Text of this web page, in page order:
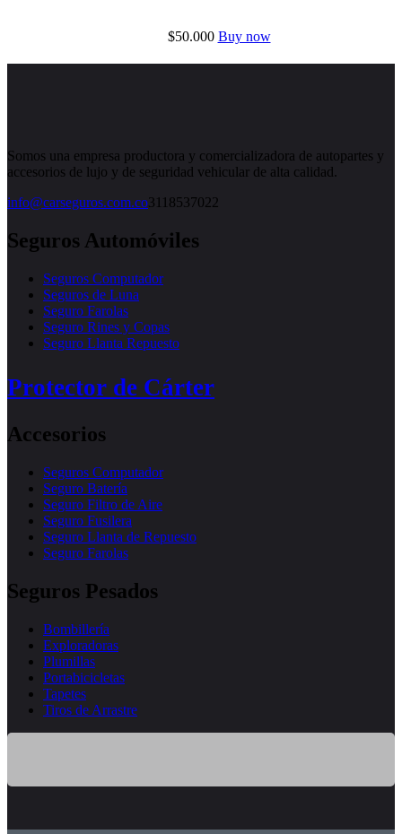
$50.000 Buy now
Somos una empresa productora y comercializadora de autopartes y
accesorios de lujo y de seguridad vehicular de alta calidad.
info@carseguros.com.co3118537022
Seguros Automóviles
Seguros Computador
Seguros de Luna
Seguro Farolas
Seguro Rines y Copas
Seguro Llanta Repuesto
Protector de Cárter
Accesorios
Seguros Computador
Seguro Batería
Seguro Filtro de Aire
Seguro Fusilera
Seguro Llanta de Repuesto
Seguro Farolas
Seguros Pesados
Bombillería
Exploradoras
Plumillas
Portabicicletas
Tapetes
Tiros de Arrastre